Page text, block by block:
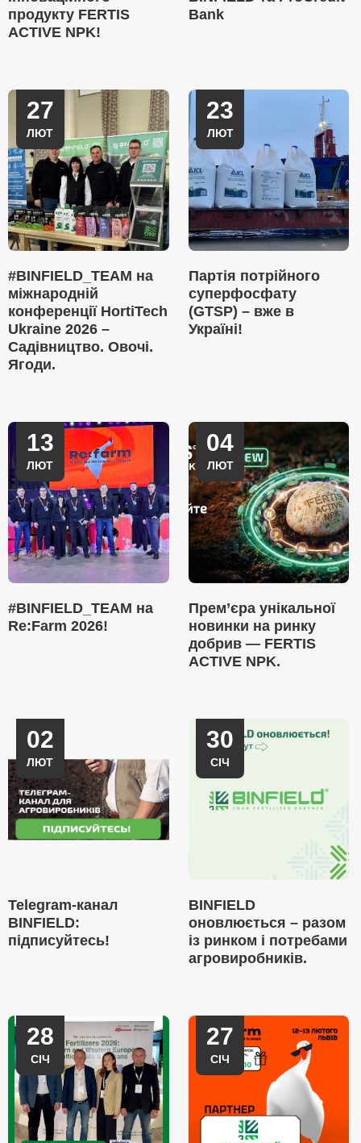
продукту FERTIS
ACTIVE NPK!
Bank
27
ЛЮТ
#BINFIELD_TEAM на
міжнародній
конференції HortiTech
Ukraine 2026 –
Садівництво. Овочі.
Ягоди.
23
ЛЮТ
Партія потрійного
суперфосфату
(GTSP) – вже в
Україні!
13
ЛЮТ
#BINFIELD_TEAM на
Re:Farm 2026!
04
ЛЮТ
Прем’єра унікальної
новинки на ринку
добрив — FERTIS
ACTIVE NPK.
02
ЛЮТ
Telegram-канал
BINFIELD:
підписуйтесь!
30
СІЧ
BINFIELD
оновлюється – разом
із ринком і потребами
агровиробників.
28
СІЧ
27
СІЧ